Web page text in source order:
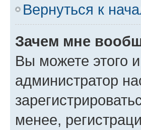
Вернуться к
Зачем мне
Вы можете этого
администратор
менее,